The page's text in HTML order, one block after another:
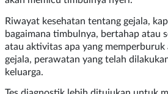
Riwayat kesehatan tentang gejala,
bagaimana timbulnya, bertahap atau
atau aktivitas apa yang memperburuk
gejala, perawatan yang telah
keluarga.